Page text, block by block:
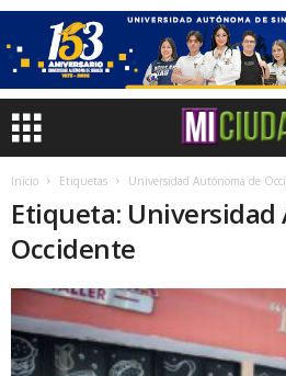
Inicio Etiquetas Universidad Autónoma de
Etiqueta:
Occidente